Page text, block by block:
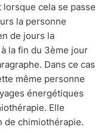
cela se passe
la personne
de jours la
la fin du 3ème jour
Dans ce cas
même personne
énergétiques
Elle
de chimiothérapie.